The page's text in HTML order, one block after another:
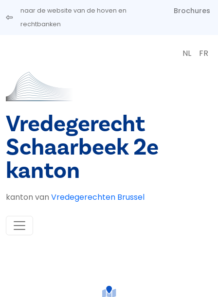
Overslaan en naar de inhoud gaan
naar de website van de hoven en
rechtbanken
Brochures
NL FR
Vredegerecht
Schaarbeek 2e
kanton
kanton van Vredegerechten Brussel